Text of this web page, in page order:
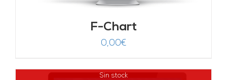
F-Chart
0,00€
Sin stock